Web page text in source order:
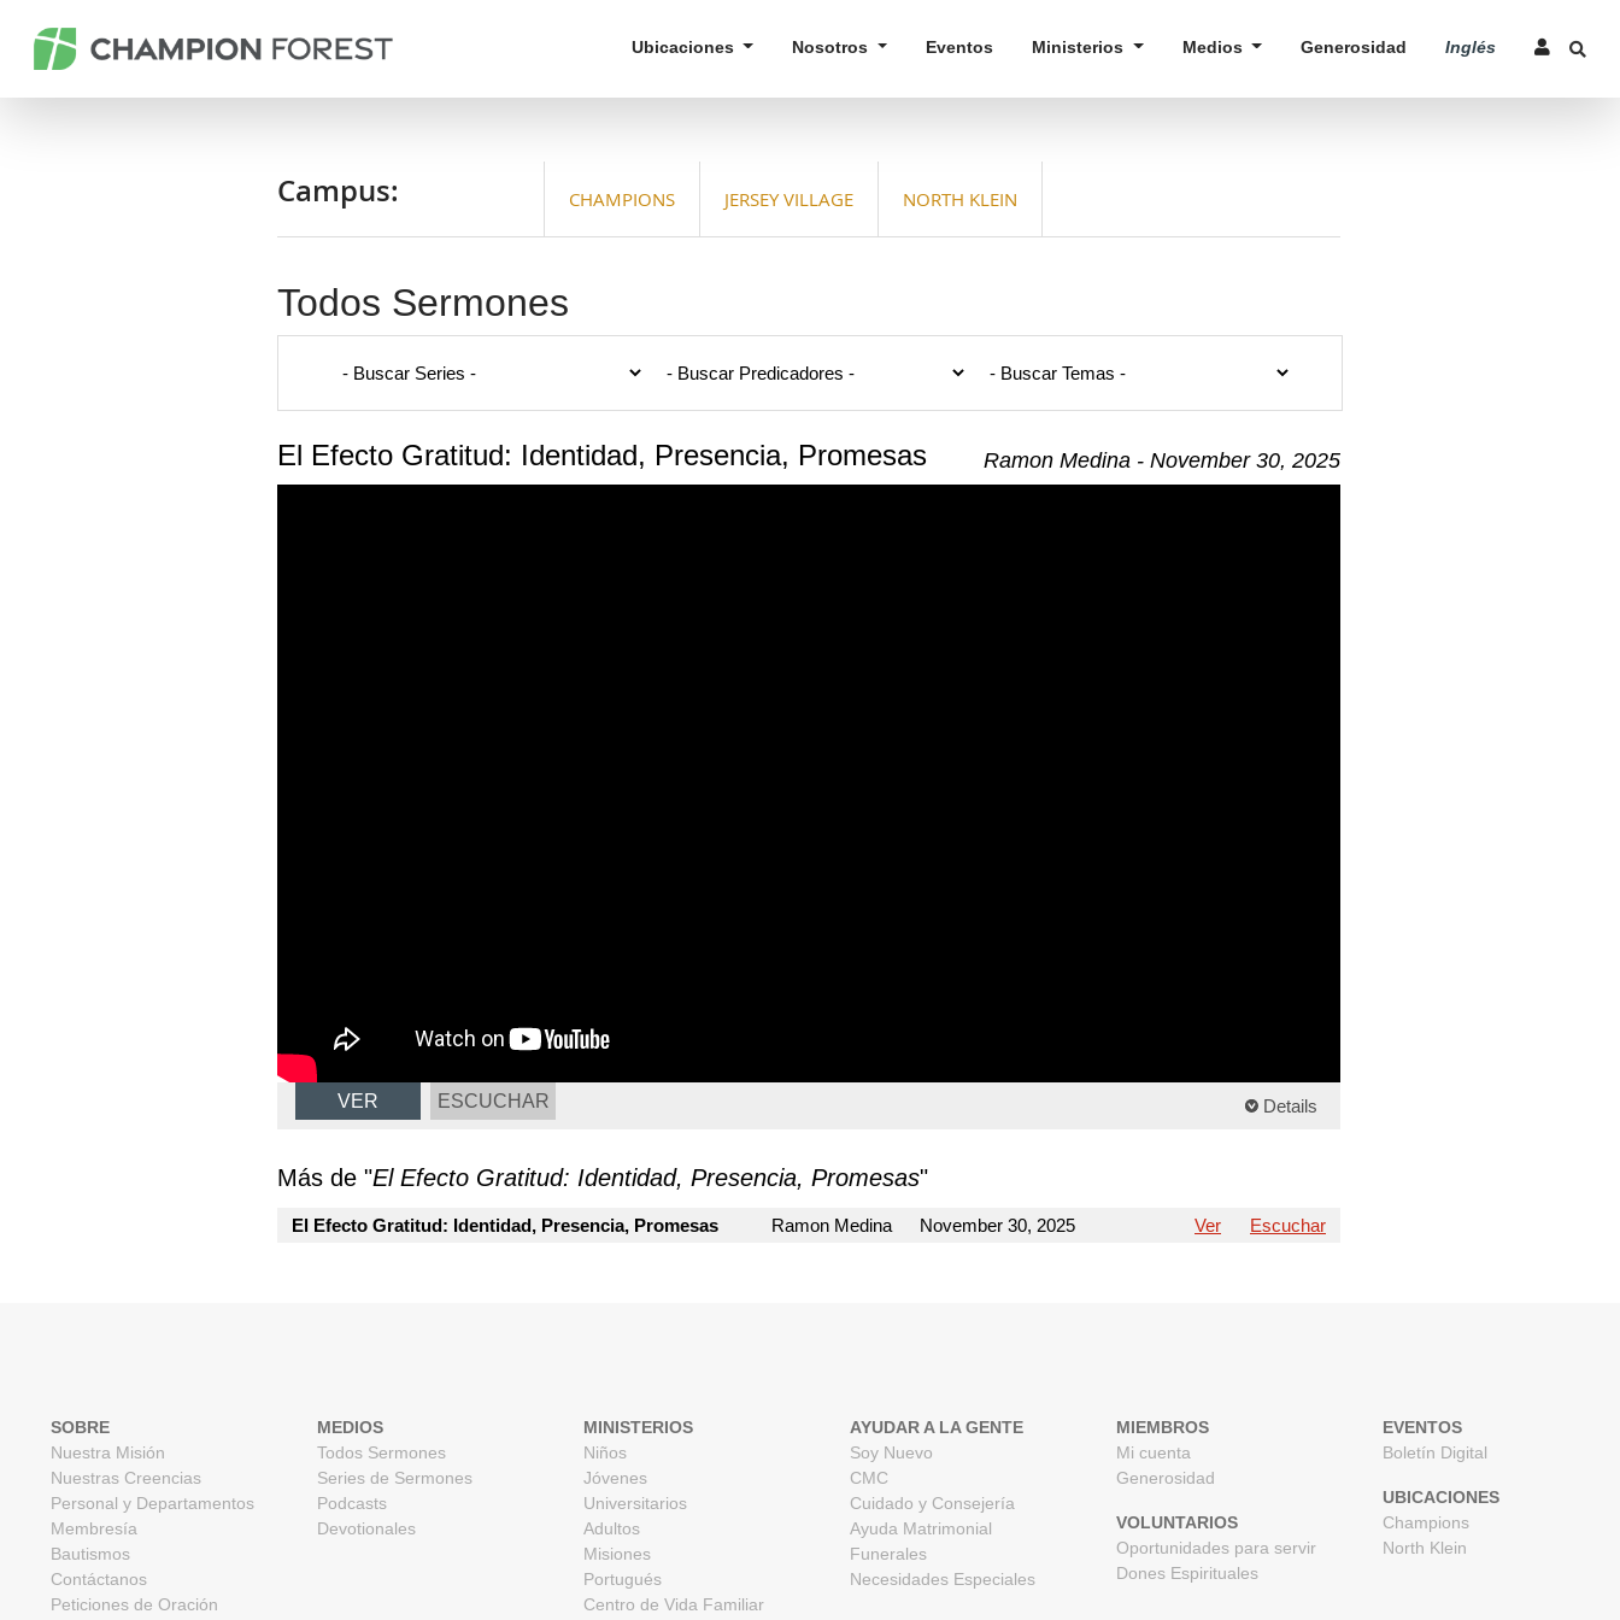
Ubicaciones Nosotros Eventos Ministerios Medios Generosidad Inglés
Campus: CHAMPIONS JERSEY VILLAGE NORTH KLEIN
Todos Sermones
Ramon Medina - November 30, 2025
El Efecto Gratitud: Identidad, Presencia, Promesas
VER ESCUCHAR Details
Más de "El Efecto Gratitud: Identidad, Presencia, Promesas"
El Efecto Gratitud: Identidad, Presencia, Promesas Ramon Medina November 30, 2025 Ver Escuchar
SOBRE
Nuestra Misión
Nuestras Creencias
Personal y Departamentos
Membresía
Bautismos
Contáctanos
Peticiones de Oración
MEDIOS
Todos Sermones
Series de Sermones
Podcasts
Devotionales
MINISTERIOS
Niños
Jóvenes
Universitarios
Adultos
Misiones
Portugués
Centro de Vida Familiar
AYUDAR A LA GENTE
Soy Nuevo
CMC
Cuidado y Consejería
Ayuda Matrimonial
Funerales
Necesidades Especiales
MIEMBROS
Mi cuenta
Generosidad
VOLUNTARIOS
Oportunidades para servir
Dones Espirituales
EVENTOS
Boletín Digital
UBICACIONES
Champions
North Klein